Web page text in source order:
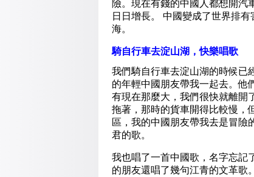
險。現在有錢的中國人都想開汽
日日增長。 中國變成了世界排
海。
騎自行車去淀山湖，快樂唱歌
我們騎自行車去淀山湖的時候已
的年輕中國朋友帶我一起去。他
有現在那麼大，我們很快就離開
拖著，那時的貨車開得比較慢，
區，我的中國朋友帶我去是冒險
君的歌。
我也唱了一首中國歌，名字忘
的朋友還唱了幾句江青的文革歌